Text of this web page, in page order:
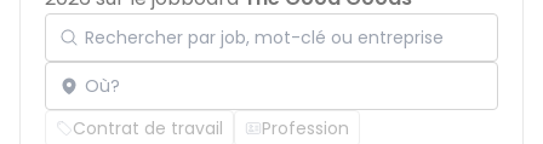
Rechercher par job, mot-clé ou entreprise
Localisation
Contrat de travail Profession